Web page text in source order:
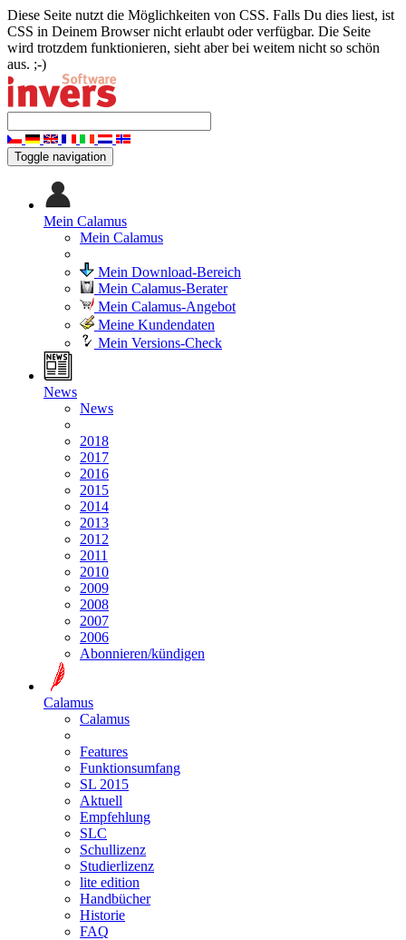
Diese Seite nutzt die Möglichkeiten von CSS. Falls Du dies liest, ist
CSS in Deinem Browser nicht erlaubt oder verfügbar. Die Seite
wird trotzdem funktionieren, sieht aber bei weitem nicht so schön
aus. ;-)
Toggle navigation
Mein Calamus
Mein Calamus
Mein Download-Bereich
Mein Calamus-Berater
Mein Calamus-Angebot
Meine Kundendaten
Mein Versions-Check
News
News
2018
2017
2016
2015
2014
2013
2012
2011
2010
2009
2008
2007
2006
Abonnieren/kündigen
Calamus
Calamus
Features
Funktionsumfang
SL 2015
Aktuell
Empfehlung
SLC
Schullizenz
Studierlizenz
lite edition
Handbücher
Historie
FAQ